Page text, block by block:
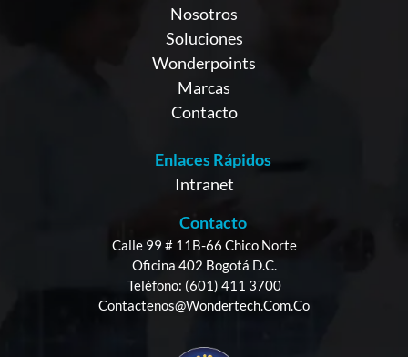
Nosotros
Soluciones
Wonderpoints
Marcas
Contacto
Enlaces Rápidos
Intranet
Contacto
Calle 99 # 11B-66 Chico Norte
Oficina 402 Bogotá D.C.
Teléfono: (601) 411 3700
Contactenos@wondertech.com.co